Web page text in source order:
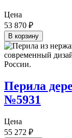
Цена
53 870 ₽
В корзину
Перила
№5931
Цена
55 272 ₽